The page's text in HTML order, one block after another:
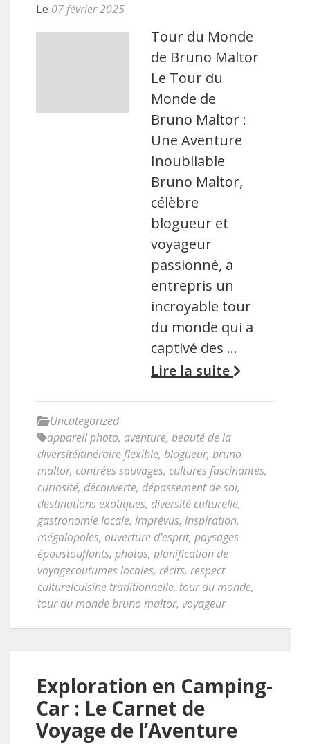
Le 07 février 2025
Tour du Monde
de Bruno Maltor
Le Tour du
Monde de
Bruno Maltor :
Une Aventure
Inoubliable
Bruno Maltor,
célèbre
blogueur et
voyageur
passionné, a
entrepris un
incroyable tour
du monde qui a
captivé des …
Lire la suite
Uncategorized
appareil photo, aventure, beauté de la
diversitéitinéraire flexible, blogueur, bruno
maltor, contrées sauvages, cultures fascinantes,
curiosité, découverte, dépassement de soi,
destinations exotiques, diversité culturelle,
gastronomie locale, imprévus, inspiration,
mégalopoles, ouverture d'esprit, paysages
époustouflants, photos, planification de
voyagecoutumes locales, récits, respect
culturelcuisine traditionnelle, tour du monde,
tour du monde bruno maltor, voyageur
Exploration en Camping-
Car : Le Carnet de
Voyage de l’Aventure